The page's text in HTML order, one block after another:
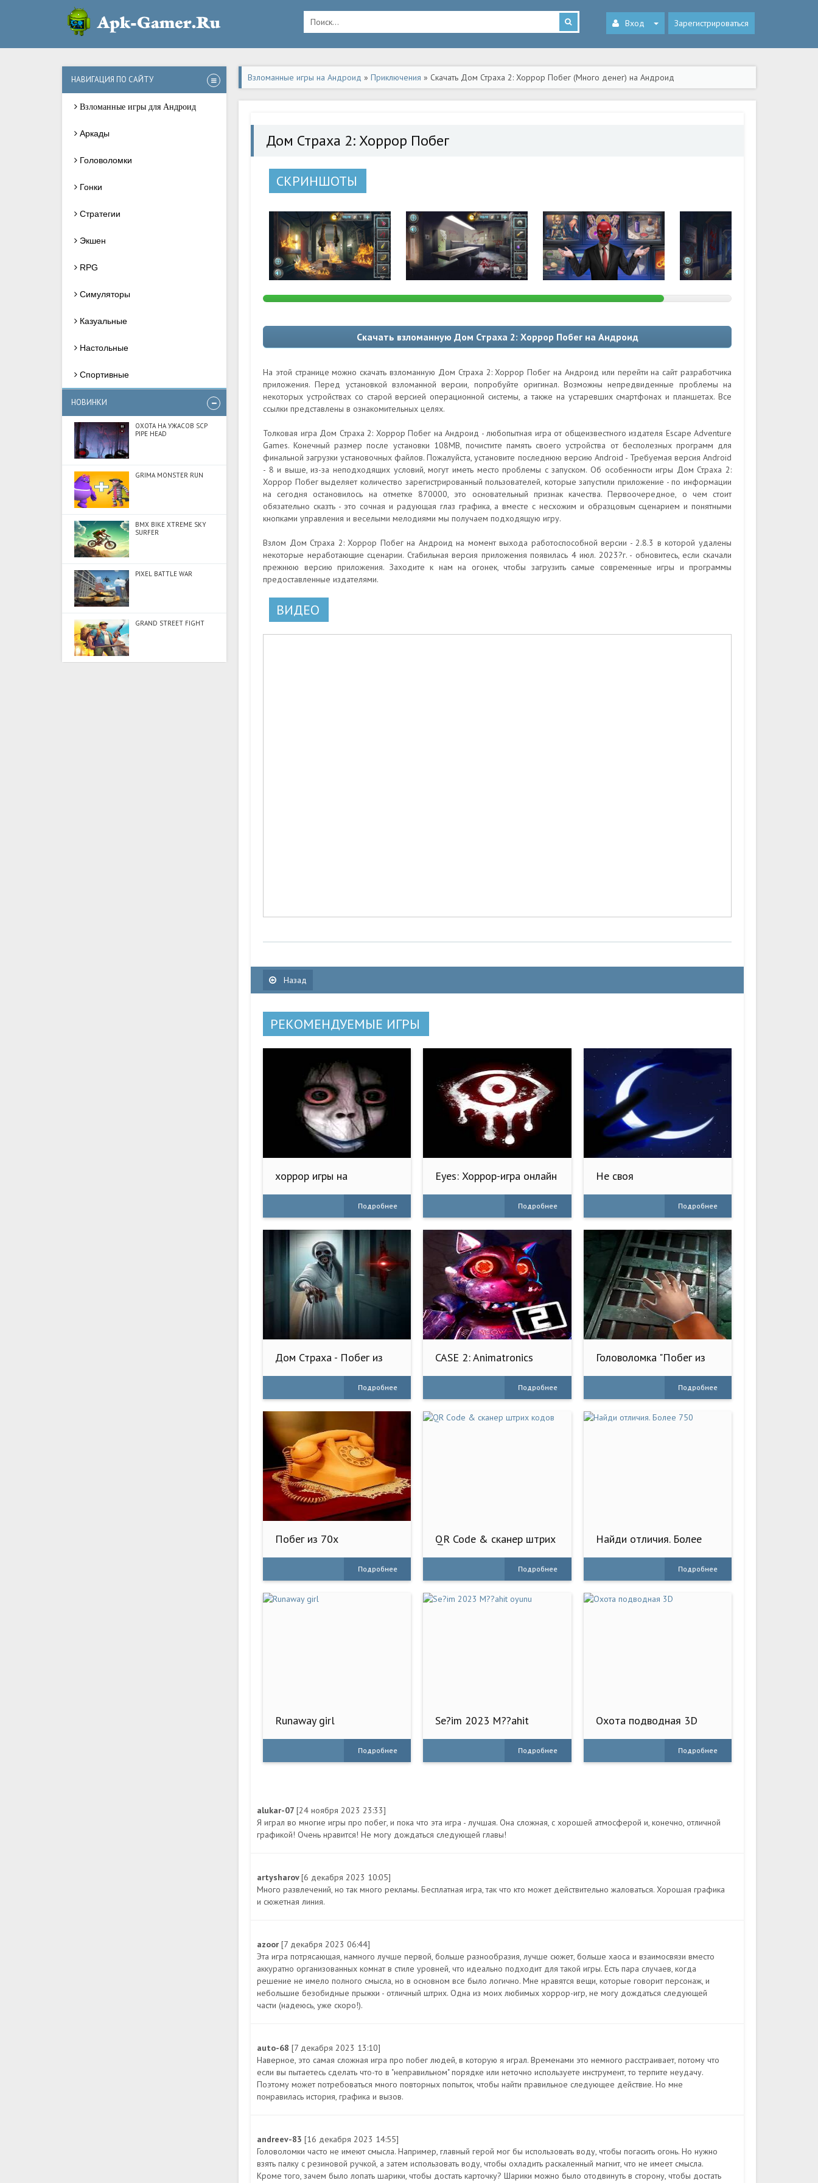
Вход Зарегистрироваться
НАВИГАЦИЯ ПО САЙТУ
Взломанные игры для Андроид
Аркады
Головоломки
Гонки
Стратегии
Экшен
RPG
Симуляторы
Казуальные
Настольные
Спортивные
НОВИНКИ
ОХОТА НА УЖАСОВ SCP
PIPE HEAD
GRIMA MONSTER RUN
BMX BIKE XTREME SKY
SURFER
PIXEL BATTLE WAR
GRAND STREET FIGHT
Взломанные игры на Андроид » Приключения » Скачать Дом Страха 2: Хоррор Побег (Много денег) на Андроид
Дом Страха 2: Хоррор Побег
СКРИНШОТЫ
Скачать взломанную Дом Страха 2: Хоррор Побег на Андроид
На этой странице можно скачать взломанную Дом Страха 2: Хоррор Побег на Андроид или перейти на сайт разработчика
приложения. Перед установкой взломанной версии, попробуйте оригинал. Возможны непредвиденные проблемы на
некоторых устройствах со старой версией операционной системы, а также на устаревших смартфонах и планшетах. Все
ссылки представлены в ознакомительных целях.
Толковая игра Дом Страха 2: Хоррор Побег на Андроид - любопытная игра от общеизвестного издателя Escape Adventure
Games. Конечный размер после установки 108MB, почистите память своего устройства от бесполезных программ для
финальной загрузки установочных файлов. Пожалуйста, установите последнюю версию Android - Требуемая версия Android
- 8 и выше, из-за неподходящих условий, могут иметь место проблемы с запуском. Об особенности игры Дом Страха 2:
Хоррор Побег выделяет количество зарегистрированный пользователей, которые запустили приложение - по информации
на сегодня остановилось на отметке 870000, это основательный признак качества. Первоочередное, о чем стоит
обязательно сказть - это сочная и радующая глаз графика, а вместе с несхожим и образцовым сценарием и понятными
кнопками управления и веселыми мелодиями мы получаем подходящую игру.
Взлом Дом Страха 2: Хоррор Побег на Андроид на момент выхода работоспособной версии - 2.8.3 в которой удалены
некоторые неработающие сценарии. Стабильная версия приложения появилась 4 июл. 2023?г. - обновитесь, если скачали
прежнюю версию приложения. Заходите к нам на огонек, чтобы загрузить самые современные игры и программы
предоставленные издателями.
ВИДЕО
Назад
РЕКОМЕНДУЕМЫЕ ИГРЫ
хоррор игры на
Подробнее
Eyes: Хоррор-игра онлайн
Подробнее
Не своя
Подробнее
Дом Страха - Побег из
Подробнее
CASE 2: Animatronics
Подробнее
Головоломка "Побег из
Подробнее
Побег из 70х
Подробнее
QR Code & сканер штрих
Подробнее
Найди отличия. Более
Подробнее
Runaway girl
Подробнее
Se?im 2023 M??ahit
Подробнее
Охота подводная 3D
Подробнее
alukar-07 [24 ноября 2023 23:33]
Я играл во многие игры про побег, и пока что эта игра - лучшая. Она сложная, с хорошей атмосферой и, конечно, отличной
графикой! Очень нравится! Не могу дождаться следующей главы!
artysharov[6 декабря 2023 10:05]
Много развлечений, но так много рекламы. Бесплатная игра, так что кто может действительно жаловаться. Хорошая графика
и сюжетная линия.
azoor [7 декабря 2023 06:44]
Эта игра потрясающая, намного лучше первой, больше разнообразия, лучше сюжет, больше хаоса и взаимосвязи вместо
аккуратно организованных комнат в стиле уровней, что идеально подходит для такой игры. Есть пара случаев, когда
решение не имело полного смысла, но в основном все было логично. Мне нравятся вещи, которые говорит персонаж, и
небольшие безобидные прыжки - отличный штрих. Одна из моих любимых хоррор-игр, не могу дождаться следующей
части (надеюсь, уже скоро!).
auto-68 [7 декабря 2023 13:10]
Наверное, это самая сложная игра про побег людей, в которую я играл. Временами это немного расстраивает, потому что
если вы пытаетесь сделать что-то в "неправильном" порядке или неточно используете инструмент, то терпите неудачу.
Поэтому может потребоваться много повторных попыток, чтобы найти правильное следующее действие. Но мне
понравилась история, графика и вызов.
andreev-83 [16 декабря 2023 14:55]
Головоломки часто не имеют смысла. Например, главный герой мог бы использовать воду, чтобы погасить огонь. Но нужно
взять палку с резиновой ручкой, а затем использовать воду, чтобы охладить раскаленный магнит, что не имеет смысла.
Кроме того, зачем было лопать шарики, чтобы достать карточку? Шарики можно было отодвинуть в сторону, чтобы достать